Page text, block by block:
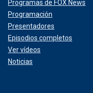
Programas de FOX News
Programación
Presentadores
Episodios completos
Ver vídeos
Noticias